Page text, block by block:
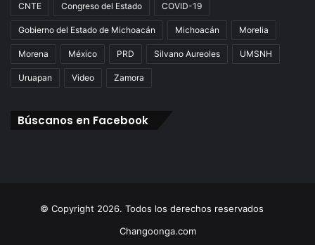
CNTE Congreso del Estado COVID-19
Gobierno del Estado de Michoacán Michoacán Morelia
Morena México PRD Silvano Aureoles UMSNH
Uruapan Video Zamora
Búscanos en Facebook
© Copyright 2026. Todos los derechos reservados
Changoonga.com